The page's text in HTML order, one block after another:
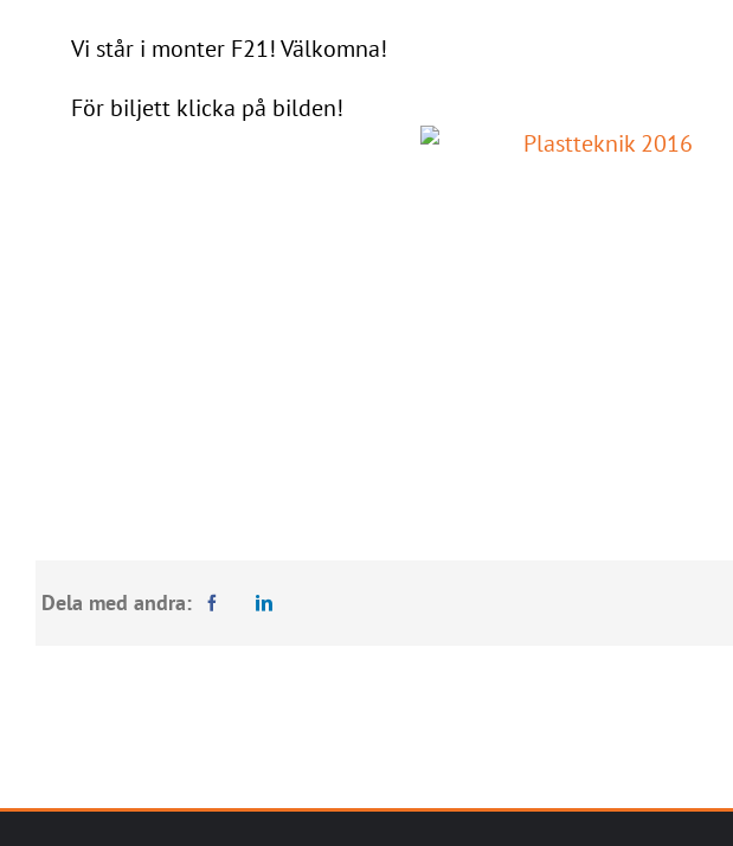
Vi står i monter F21! Välkomna!
För biljett klicka på bilden!
Dela med andra: